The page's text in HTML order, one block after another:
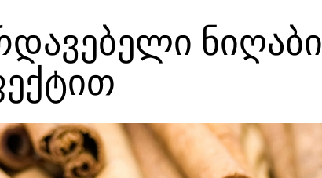
ნიღაბი